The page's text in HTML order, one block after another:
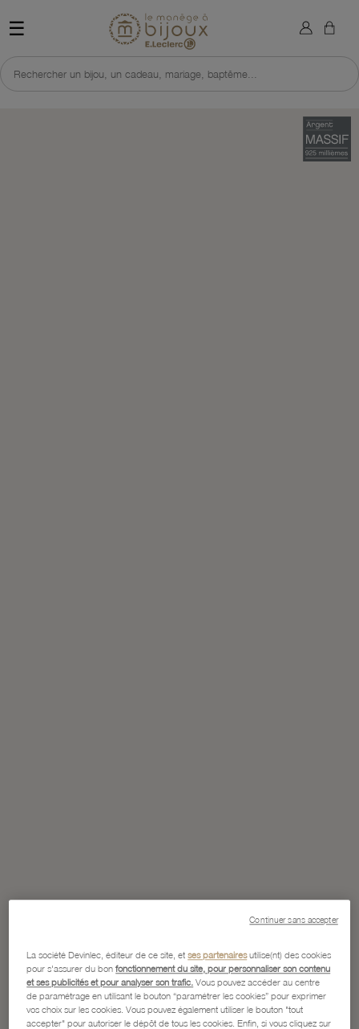
☰ Retour à l'accueil du site
Rechercher un bijou, un cadeau, mariage, baptême...
×
La société Devinlec, éditeur de ce site, etses partenairesutilise(nt) des cookies
pour s'assurer du bonfonctionnement du site, pour personnaliser son contenu
et ses publicités et pour analyser son trafic. Vous pouvez accéder au centre
de paramétrage en utilisant le bouton “paramétrer les cookies” pour exprimer
vos choix sur les cookies. Vous pouvez également utiliser le bouton "tout
accepter" pour autoriser le dépôt de tous les cookies. Enfin, si vous cliquez sur
Continuer sans accepter